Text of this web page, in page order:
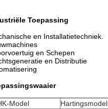
Toepassing
en Installatietechniek.
en Schepen
en Distributie
Model Hartingsmodel